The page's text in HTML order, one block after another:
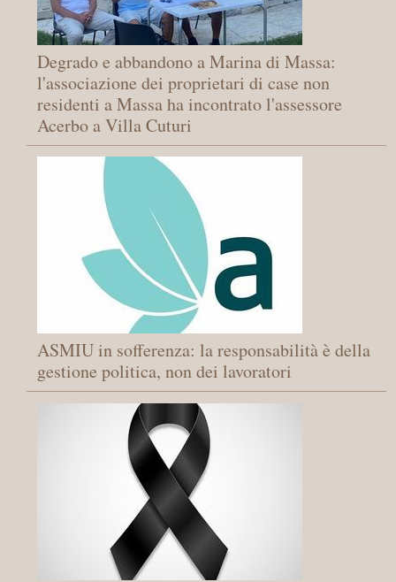
Degrado e abbandono a Marina di Massa:
l'associazione dei proprietari di case non
residenti a Massa ha incontrato l'assessore
Acerbo a Villa Cuturi
ASMIU in sofferenza: la responsabilità è della
gestione politica, non dei lavoratori